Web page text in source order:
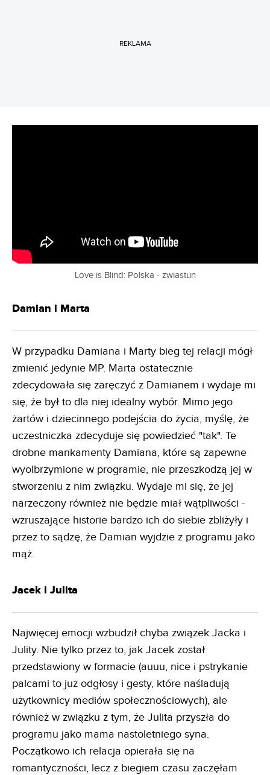
REKLAMA
Love is Blind: Polska - zwiastun
Damian i Marta
W przypadku Damiana i Marty bieg tej relacji mógł
zmienić jedynie MP. Marta ostatecznie
zdecydowała się zaręczyć z Damianem i wydaje mi
się, że był to dla niej idealny wybór. Mimo jego
żartów i dziecinnego podejścia do życia, myślę, że
uczestniczka zdecyduje się powiedzieć "tak". Te
drobne mankamenty Damiana, które są zapewne
wyolbrzymione w programie, nie przeszkodzą jej w
stworzeniu z nim związku. Wydaje mi się, że jej
narzeczony również nie będzie miał wątpliwości -
wzruszające historie bardzo ich do siebie zbliżyły i
przez to sądzę, że Damian wyjdzie z programu jako
mąż.
Jacek i Julita
Najwięcej emocji wzbudził chyba związek Jacka i
Julity. Nie tylko przez to, jak Jacek został
przedstawiony w formacie (auuu, nice i pstrykanie
palcami to już odgłosy i gesty, które naśladują
użytkownicy mediów społecznościowych), ale
również w związku z tym, że Julita przyszła do
programu jako mama nastoletniego syna.
Początkowo ich relacja opierała się na
romantyczności, lecz z biegiem czasu zaczęłam